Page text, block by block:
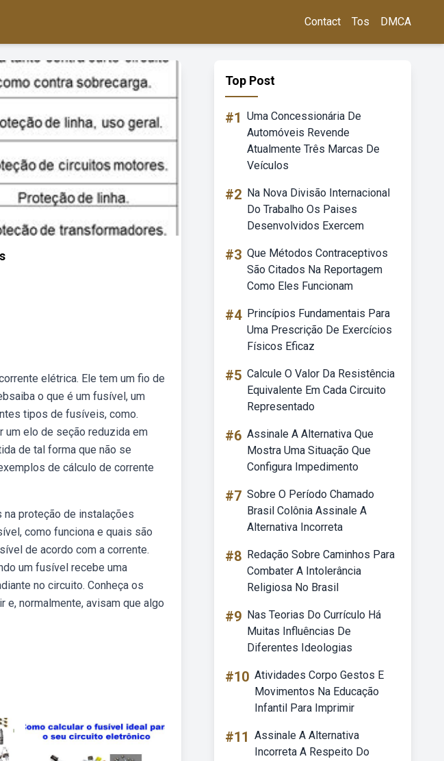
Contact Tos DMCA
elétrica. Ele tem um fio de
o que é um fusível, um
tipos de fusíveis, como.
elo de seção reduzida em
de tal forma que não se
de cálculo de corrente
proteção de instalações
como funciona e quais são
de acordo com a corrente.
um fusível recebe uma
no circuito. Conheça os
normalmente, avisam que algo
Top Post
#1 Uma Concessionária De
Automóveis Revende
Atualmente Três Marcas De
Veículos
#2 Na Nova Divisão Internacional
Do Trabalho Os Paises
Desenvolvidos Exercem
#3 Que Métodos Contraceptivos
São Citados Na Reportagem
Como Eles Funcionam
#4 Princípios Fundamentais Para
Uma Prescrição De Exercícios
Físicos Eficaz
#5 Calcule O Valor Da Resistência
Equivalente Em Cada Circuito
Representado
#6 Assinale A Alternativa Que
Mostra Uma Situação Que
Configura Impedimento
#7 Sobre O Período Chamado
Brasil Colônia Assinale A
Alternativa Incorreta
#8 Redação Sobre Caminhos Para
Combater A Intolerância
Religiosa No Brasil
#9 Nas Teorias Do Currículo Há
Muitas Influências De
Diferentes Ideologias
#10 Atividades Corpo Gestos E
Movimentos Na Educação
Infantil Para Imprimir
#11 Assinale A Alternativa
Incorreta A Respeito Do